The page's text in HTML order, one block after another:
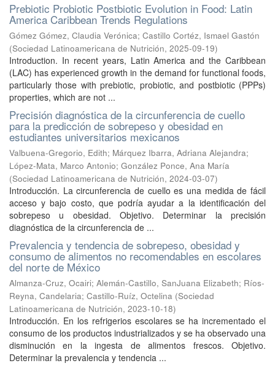
Prebiotic Probiotic Postbiotic Evolution in Food: Latin
America Caribbean Trends Regulations
Gómez Gómez, Claudia Verónica; Castillo Cortéz, Ismael Gastón
(Sociedad Latinoamericana de Nutrición, 2025-09-19)
Introduction. In recent years, Latin America and the Caribbean
(LAC) has experienced growth in the demand for functional foods,
particularly those with prebiotic, probiotic, and postbiotic (PPPs)
properties, which are not ...
Precisión diagnóstica de la circunferencia de cuello
para la predicción de sobrepeso y obesidad en
estudiantes universitarios mexicanos
Valbuena-Gregorio, Edith; Márquez Ibarra, Adriana Alejandra;
López-Mata, Marco Antonio; González Ponce, Ana María
(Sociedad Latinoamericana de Nutrición, 2024-03-07)
Introducción. La circunferencia de cuello es una medida de fácil
acceso y bajo costo, que podría ayudar a la identificación del
sobrepeso u obesidad. Objetivo. Determinar la precisión
diagnóstica de la circunferencia de ...
Prevalencia y tendencia de sobrepeso, obesidad y
consumo de alimentos no recomendables en escolares
del norte de México
Almanza-Cruz, Ocairi; Alemán-Castillo, SanJuana Elizabeth; Ríos-
Reyna, Candelaria; Castillo-Ruíz, Octelina (Sociedad
Latinoamericana de Nutrición, 2023-10-18)
Introducción. En los refrigerios escolares se ha incrementado el
consumo de los productos industrializados y se ha observado una
disminución en la ingesta de alimentos frescos. Objetivo.
Determinar la prevalencia y tendencia ...